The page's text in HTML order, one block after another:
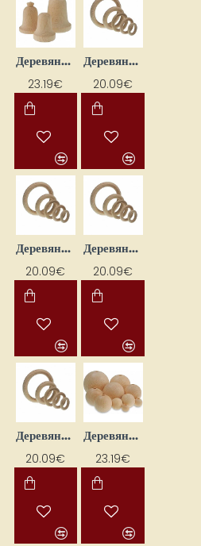
Деревянные колокольчики (50 x 40 мм, 26 шт.)
23.19€
Деревянные кольца (12 шт.)
20.09€
Деревянные кольца (38 шт.)
20.09€
Деревянные кольца (45 шт.)
20.09€
Деревянные кольца (8 шт.)
20.09€
Деревянные крупные бусины с отверстием для нанизывания (34 шт.)
23.19€